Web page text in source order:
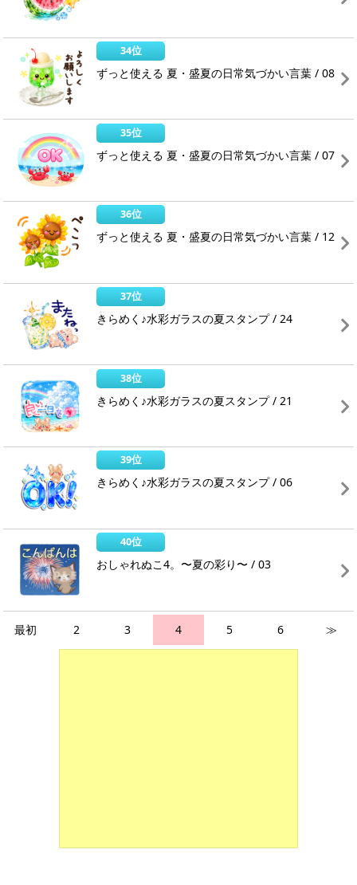
34位
ずっと使える 夏・盛夏の日常気づかい言葉 / 08
35位
ずっと使える 夏・盛夏の日常気づかい言葉 / 07
36位
ずっと使える 夏・盛夏の日常気づかい言葉 / 12
37位
きらめく♪水彩ガラスの夏スタンプ / 24
38位
きらめく♪水彩ガラスの夏スタンプ / 21
39位
きらめく♪水彩ガラスの夏スタンプ / 06
40位
おしゃれぬこ4。〜夏の彩り〜 / 03
最初 2 3 4 5 6 ≫